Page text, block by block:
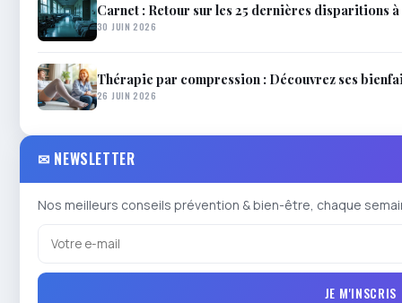
Carnet : Retour sur les 25 dernières disparitions
30 JUIN 2026
Thérapie par compression : Découvrez ses
26 JUIN 2026
✉ NEWSLETTER
Nos meilleurs conseils prévention & bien-être, chaque
JE M'INSCRIS